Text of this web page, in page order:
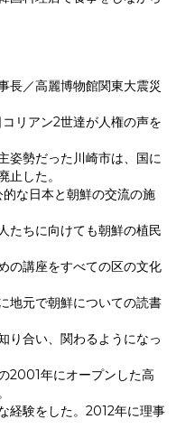
／高麗博物館関東大震災
リアン2世達が人権の声を
姿勢だった川崎市は、国に
した。
な日本と朝鮮の交流の施
たちに向けても朝鮮の植民
の講座をすべての区の文化
地元で朝鮮についての読書
り合い、関わるようになっ
2001年にオープンした高
経験をした。2012年に理事